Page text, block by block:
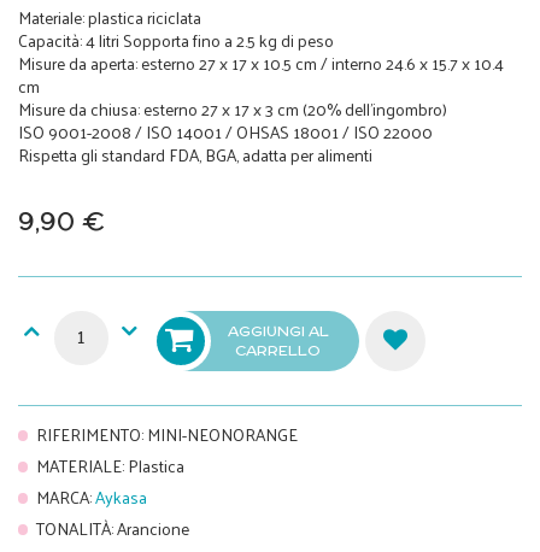
Materiale: plastica riciclata
Capacità: 4 litri Sopporta fino a 2.5 kg di peso
Misure da aperta: esterno 27 x 17 x 10.5 cm / interno 24.6 x 15.7 x 10.4
cm
Misure da chiusa: esterno 27 x 17 x 3 cm (20% dell'ingombro)
ISO 9001-2008 / ISO 14001 / OHSAS 18001 / ISO 22000
Rispetta gli standard FDA, BGA, adatta per alimenti
9,90 €
AGGIUNGI AL
CARRELLO
RIFERIMENTO:MINI-NEONORANGE
MATERIALE:Plastica
MARCA:Aykasa
TONALITÀ:Arancione